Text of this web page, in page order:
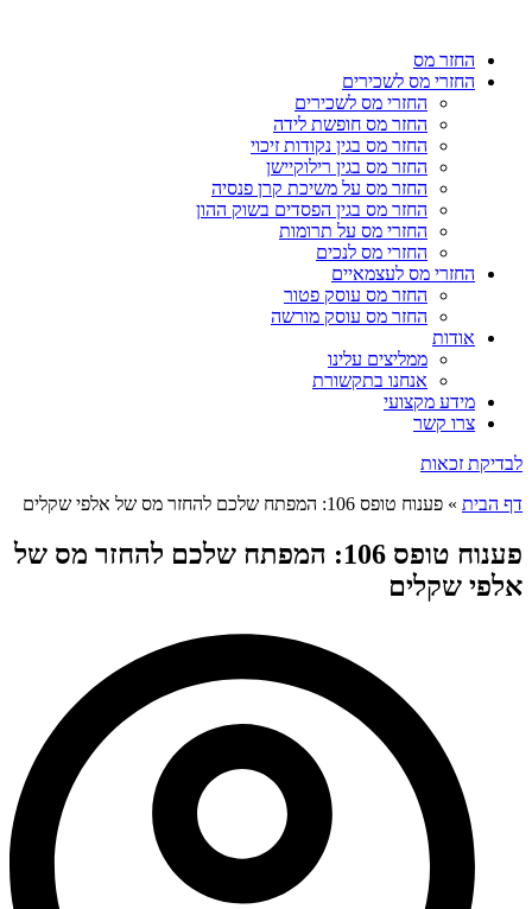
החזר מס
החזרי מס לשכירים
החזרי מס לשכירים
החזר מס חופשת לידה
החזר מס בגין נקודות זיכוי
החזר מס בגין רילוקיישן
החזר מס על משיכת קרן פנסיה
החזר מס בגין הפסדים בשוק ההון
החזרי מס על תרומות
החזרי מס לנכים
החזרי מס לעצמאיים
החזר מס עוסק פטור
החזר מס עוסק מורשה
אודות
ממליצים עלינו
אנחנו בתקשורת
מידע מקצועי
צרו קשר
לבדיקת זכאות
דף הבית » פענוח טופס 106: המפתח שלכם להחזר מס של אלפי שקלים
פענוח טופס 106: המפתח שלכם להחזר מס של
אלפי שקלים